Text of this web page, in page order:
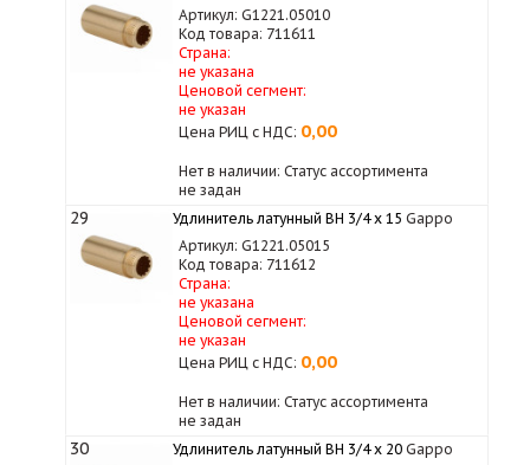
Артикул: G1221.05010
Код товара: 711611
Страна:
не указана
Ценовой сегмент:
не указан
Цена РИЦ с НДС: 0,00
Нет в наличии: Статус ассортимента
не задан
29 Удлинитель латунный ВН 3/4 x 15 Gappo
Артикул: G1221.05015
Код товара: 711612
Страна:
не указана
Ценовой сегмент:
не указан
Цена РИЦ с НДС: 0,00
Нет в наличии: Статус ассортимента
не задан
30 Удлинитель латунный ВН 3/4 x 20Gappo